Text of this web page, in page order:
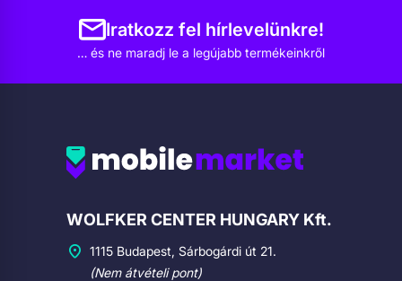
Iratkozz fel hírlevelünkre!
… és ne maradj le a legújabb termékeinkről
Cégadatok
WOLFKER CENTER HUNGARY Kft.
1115 Budapest, Sárbogárdi út 21.
(Nem átvételi pont)